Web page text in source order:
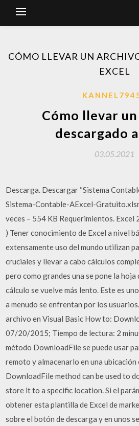
CÓMO LLEVAR UN
EXCEL
Cómo llevar
descargado
03.05.2021
Descarga. Descargar “Sistema
Sistema-Contable-AExcel-
veces – 554 KB Requerimientos.
) Tener conocimiento de Excel a nivel
extensamente uso del mundo utilizan
cruciales y llevar a cabo cálculos
pero como grandes una se pone la hoja
cálculo se vuelve más lento. Este es
a menudo se enfrentan por los
archivo en Visual Basic How to:
07/20/2015; Tiempo de lectura: 2
método DownloadFile se puede usar
remoto y almacenarlo en una ubicación
DownloadFile method can be used to
store it to a specific location. Si el
obtener esta plantilla de Excel de
sobre el botón de descarga y en unos